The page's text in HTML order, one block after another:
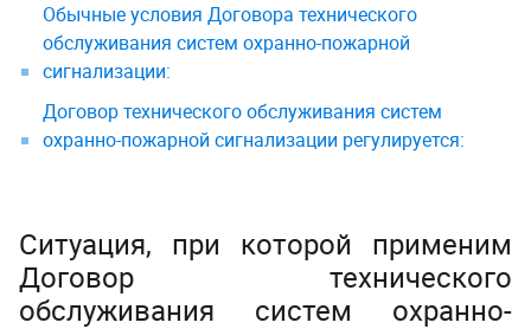
Обычные условия Договора технического
обслуживания систем охранно-пожарной
сигнализации:
Договор технического обслуживания систем
охранно-пожарной сигнализации регулируется:
Ситуация, при которой применим
Договор технического
обслуживания систем охранно-